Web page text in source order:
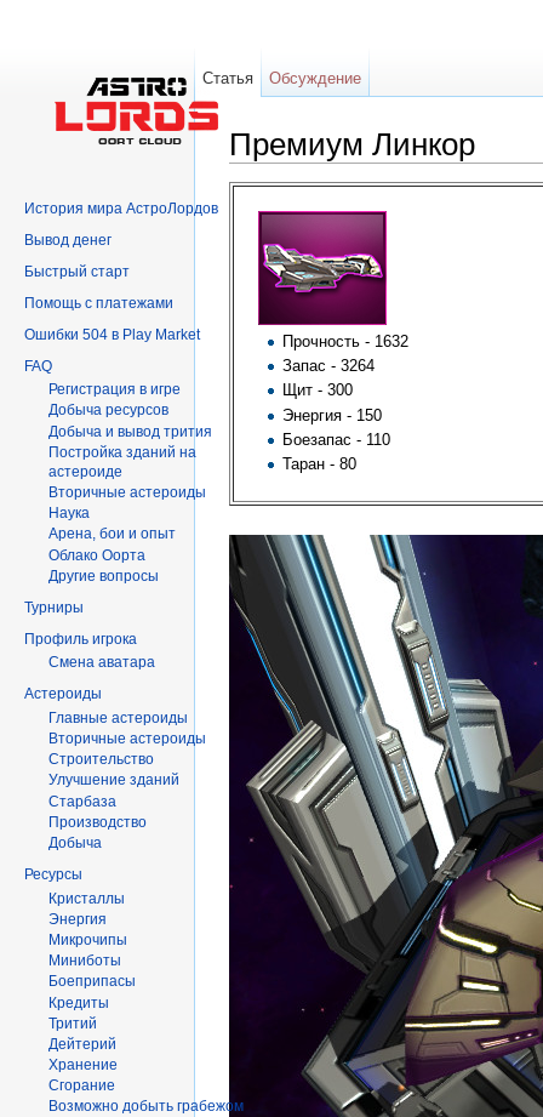
Премиум Линкор
Прочность - 1632
Запас - 3264
Щит - 300
Энергия - 150
Боезапас - 110
Таран - 80
Статья Обсуждение
История мира АстроЛордов
Вывод денег
Быстрый старт
Помощь с платежами
Ошибки 504 в Play Market
FAQ
Регистрация в игре
Добыча ресурсов
Добыча и вывод трития
Постройка зданий на
астероиде
Вторичныe астероиды
Hаука
Арена, бои и опыт
Облако Оорта
Другие вопросы
Турниры
Профиль игрока
Смена аватара
Астероиды
Главные астероиды
Вторичные астероиды
Строительство
Улучшение зданий
Старбаза
Производство
Добыча
Ресурсы
Кристаллы
Энергия
Микрочипы
Миниботы
Боеприпасы
Кредиты
Тритий
Дейтерий
Хранение
Сгорание
Возможно добыть грабежом